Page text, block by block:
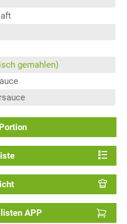
gemahlen)
Portion
APP